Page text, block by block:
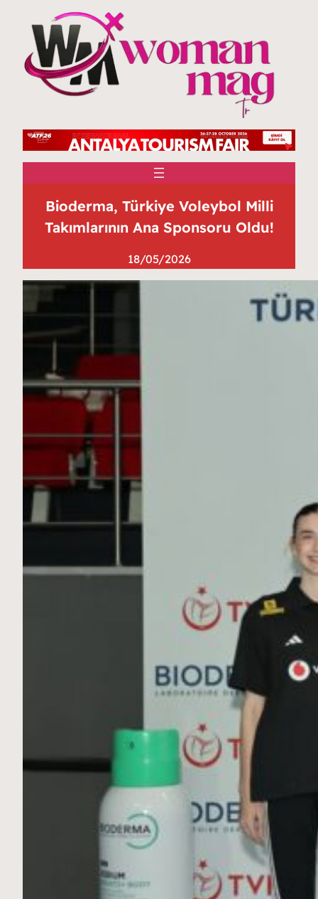
Bioderma, Türkiye Voleybol Milli
Takımlarının Ana Sponsoru Oldu!
18/05/2026